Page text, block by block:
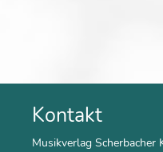
Kontakt
Musikverlag Scherbacher